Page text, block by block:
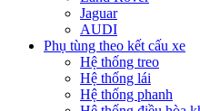
Jaguar
AUDI
Phụ tùng theo kết cấu xe
Hệ thống treo
Hệ thống lái
Hệ thống phanh